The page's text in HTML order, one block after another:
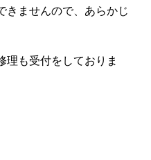
きませんので、あらかじ
理も受付をしておりま